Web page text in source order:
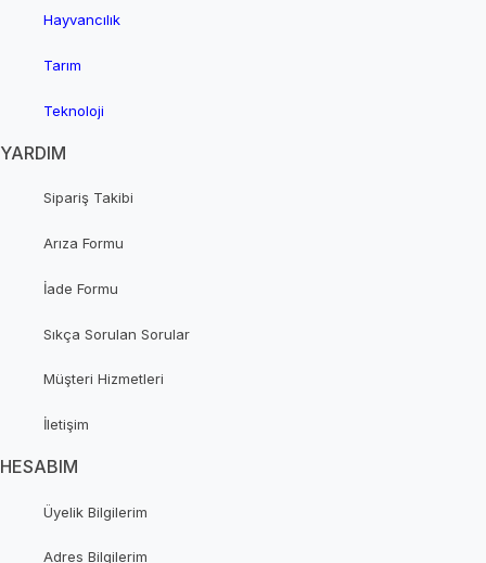
Hayvancılık
Tarım
Teknoloji
YARDIM
Sipariş Takibi
Arıza Formu
İade Formu
Sıkça Sorulan Sorular
Müşteri Hizmetleri
İletişim
HESABIM
Üyelik Bilgilerim
Adres Bilgilerim